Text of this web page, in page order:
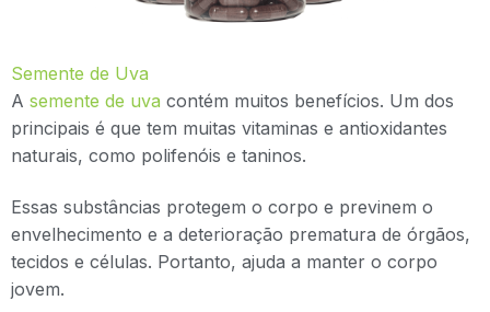
Semente de Uva
A semente de uva contém muitos benefícios. Um dos
principais é que tem muitas vitaminas e antioxidantes
naturais, como polifenóis e taninos.
Essas substâncias protegem o corpo e previnem o
envelhecimento e a deterioração prematura de órgãos,
tecidos e células. Portanto, ajuda a manter o corpo
jovem.